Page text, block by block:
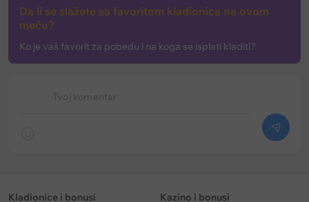
Tvoj komentar
Da li se slažete sa favoritom kladionica na ovom
meču?
Ko je vaš favorit za pobedu i na koga se isplati kladiti?
Kladionice i bonusi
Kazino i bonusi